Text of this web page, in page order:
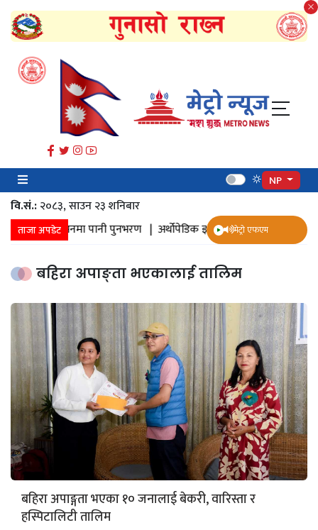
NP
वि.सं.:२०८३, साउन २३ शनिबार
ताजा अपडेट
संकलन |जमिनमा पानी पुनभरण | अर्थोपेडिक इम्प्लान्ट |ज्येष्ठ नागरिक
मेट्रो एफएम
बहिरा अपाङ्ता भएकालाई तालिम
बहिरा अपाङ्गता भएका १० जनालाई बेकरी, वारिस्ता र
हस्पिटालिटी तालिम